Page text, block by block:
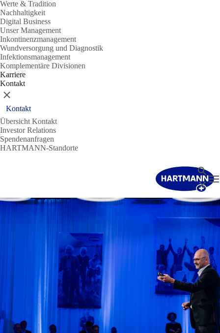
Werte & Tradition
Nachhaltigkeit
Digital Business
Unser Management
Inkontinenzmanagement
Wundversorgung und Diagnostik
Infektionsmanagement
Komplementäre Divisionen
Karriere
Kontakt
Schließen
Kontakt
Übersicht Kontakt
Investor Relations
Spendenanfragen
HARTMANN-Standorte
Suche